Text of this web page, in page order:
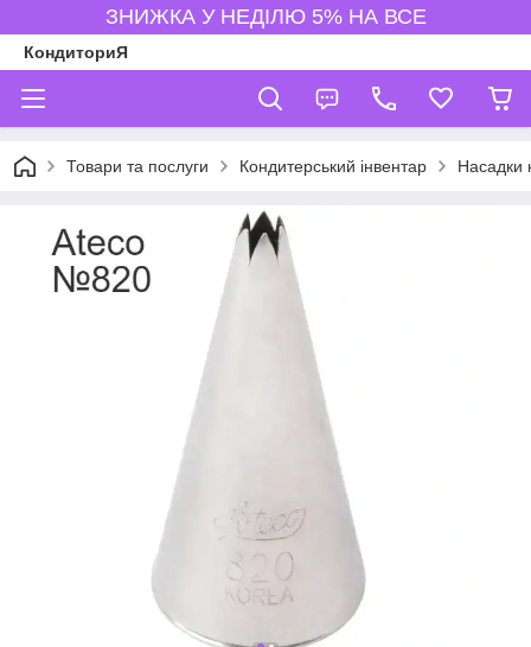
ЗНИЖКА У НЕДІЛЮ 5% НА ВСЕ
КондиториЯ
Товари та послуги Кондитерський інвентар Насадки